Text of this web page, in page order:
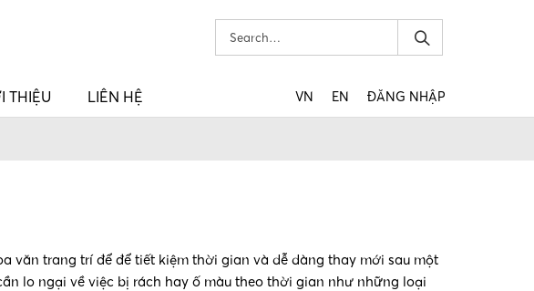
THIỆU LIÊN HỆ VN EN ĐĂNG NHẬP
văn trang trí để để tiết kiệm thời gian và dễ dàng thay mới sau một
lo ngại về việc bị rách hay ố màu theo thời gian như những loại